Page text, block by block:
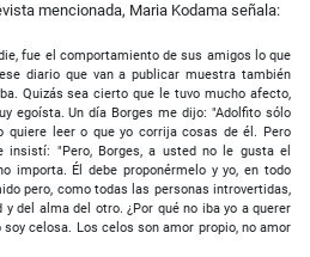
mencionada, Maria Kodama señala:
fue el comportamiento de sus amigos lo que
diario que van a publicar muestra también
Quizás sea cierto que le tuvo mucho afecto,
egoísta. Un día Borges me dijo: "Adolfito sólo
quiere leer o que yo corrija cosas de él. Pero
insistí: "Pero, Borges, a usted no le gusta el
importa. Él debe proponérmelo y yo, en todo
pero, como todas las personas introvertidas,
del alma del otro. ¿Por qué no iba yo a querer
celosa. Los celos son amor propio, no amor